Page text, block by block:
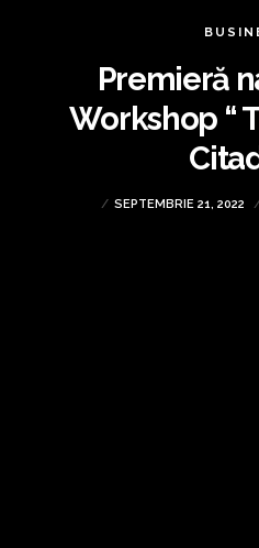
Premieră
Workshop “
SEPTEMBRIE 21, 2022